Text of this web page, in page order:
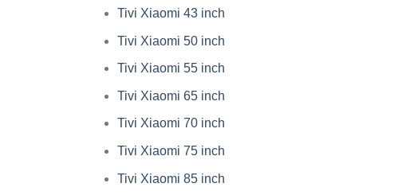
Tivi Xiaomi 43 inch
Tivi Xiaomi 50 inch
Tivi Xiaomi 55 inch
Tivi Xiaomi 65 inch
Tivi Xiaomi 70 inch
Tivi Xiaomi 75 inch
Tivi Xiaomi 85 inch